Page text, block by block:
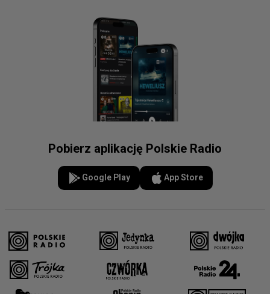
Pobierz aplikację Polskie Radio
Google Play App Store